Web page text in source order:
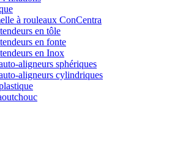
à rouleaux ConCentra
en tôle
en fonte
en Inox
aligneurs sphériques
aligneurs cylindriques